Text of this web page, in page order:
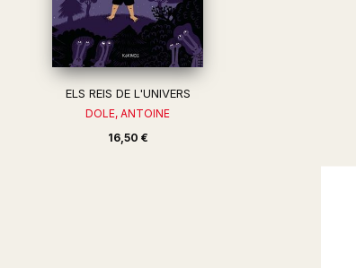
ELS REIS DE L'UNIVERS
DOLE, ANTOINE
16,50 €